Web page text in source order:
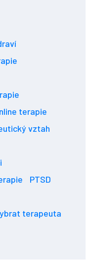
terapie
vztah
PTSD
terapeuta